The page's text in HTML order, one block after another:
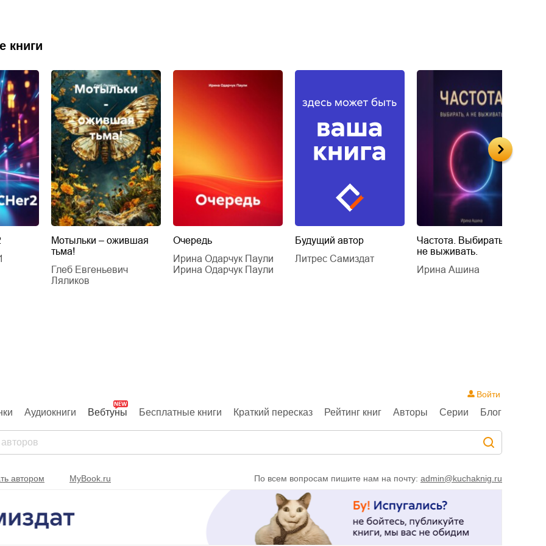
книги
Мотыльки – ожившая
тьма!
Глеб Евгеньевич
Ляликов
Очередь
Ирина Одарчук Паули
Ирина Одарчук Паули
Будущий автор
Литрес Самиздат
Частота. Выбирать, а
не выживать.
Ирина Ашина
Аудиокниги Вебтуны Бесплатные книги Краткий пересказ Рейтинг книг Авторы Серии Блог
Войти
автором MyBook.ru По всем вопросам пишите нам на почту: admin@kuchaknig.ru